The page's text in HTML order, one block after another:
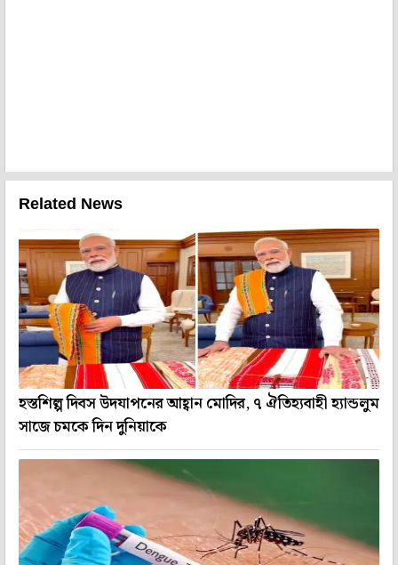
Related News
হস্তশিল্প দিবস উদযাপনের আহ্বান মোদির, ৭ ঐতিহ্যবাহী হ্যান্ডলুম
সাজে চমকে দিন দুনিয়াকে